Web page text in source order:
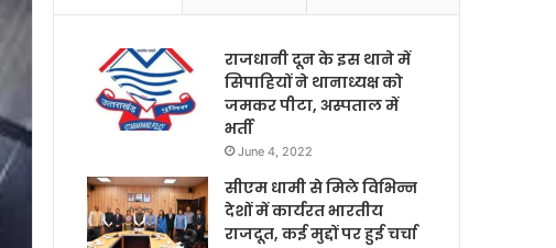
राजधानी दून के इस थाने में
सिपाहियों ने थानाध्यक्ष को
जमकर पीटा, अस्पताल में
भर्ती
June 4, 2022
सीएम धामी से मिले विभिन्न
देशों में कार्यरत भारतीय
राजदूत, कई मुद्दों पर हुई चर्चा